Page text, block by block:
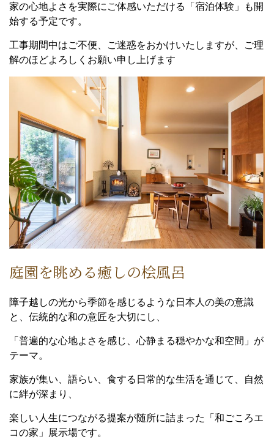
家の心地よさを実際にご体感いただける「宿泊体験」も開
始する予定です。
工事期間中はご不便、ご迷惑をおかけいたしますが、ご理
解のほどよろしくお願い申し上げます
庭園を眺める癒しの桧風呂
障子越しの光から季節を感じるような日本人の美の意識
と、伝統的な和の意匠を大切にし、
「普遍的な心地よさを感じ、心静まる穏やかな和空間」が
テーマ。
家族が集い、語らい、食する日常的な生活を通じて、自然
に絆が深まり、
楽しい人生につながる提案が随所に詰まった「和ごころエ
コの家」展示場です。